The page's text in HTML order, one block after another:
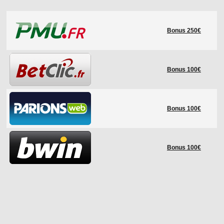
LES STADES
HISTORIQUE
COUPE DES CONFÉDÉRATIONS
Bonus 250€
Bonus 100€
Bonus 100€
Bonus 100€